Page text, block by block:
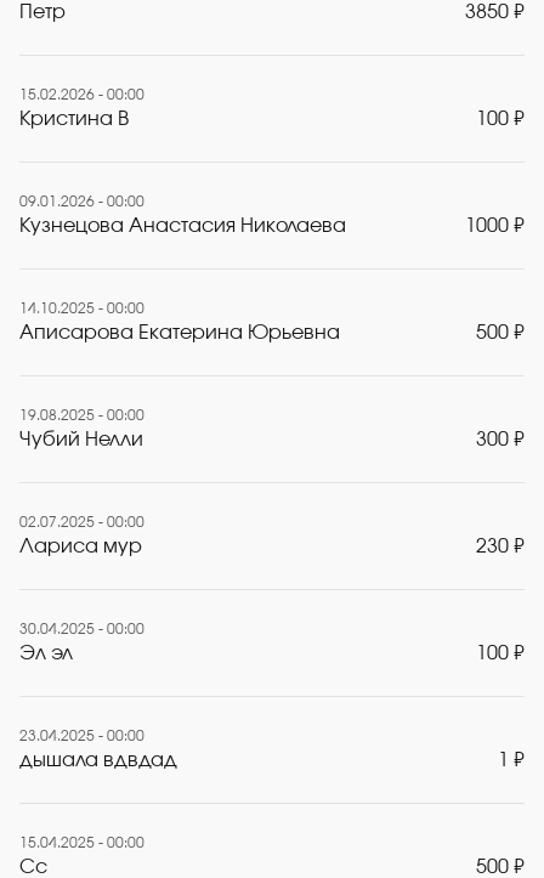
Петр 3850 ₽
15.02.2026 - 00:00
Кристина В 100 ₽
09.01.2026 - 00:00
Кузнецова Анастасия Николаева 1000 ₽
14.10.2025 - 00:00
Аписарова Екатерина Юрьевна 500 ₽
19.08.2025 - 00:00
Чубий Нелли 300 ₽
02.07.2025 - 00:00
Лариса мур 230 ₽
30.04.2025 - 00:00
Эл эл 100 ₽
23.04.2025 - 00:00
дышала вдвдад 1 ₽
15.04.2025 - 00:00
Cc 500 ₽